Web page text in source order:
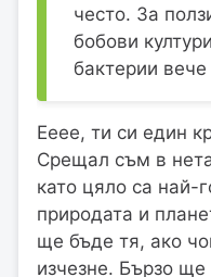
често. За
бобови
бактерии
Ееее, ти си един
Срещал съм в
като цяло са най-
природата и
ще бъде тя, ако
изчезне. Бързо ще